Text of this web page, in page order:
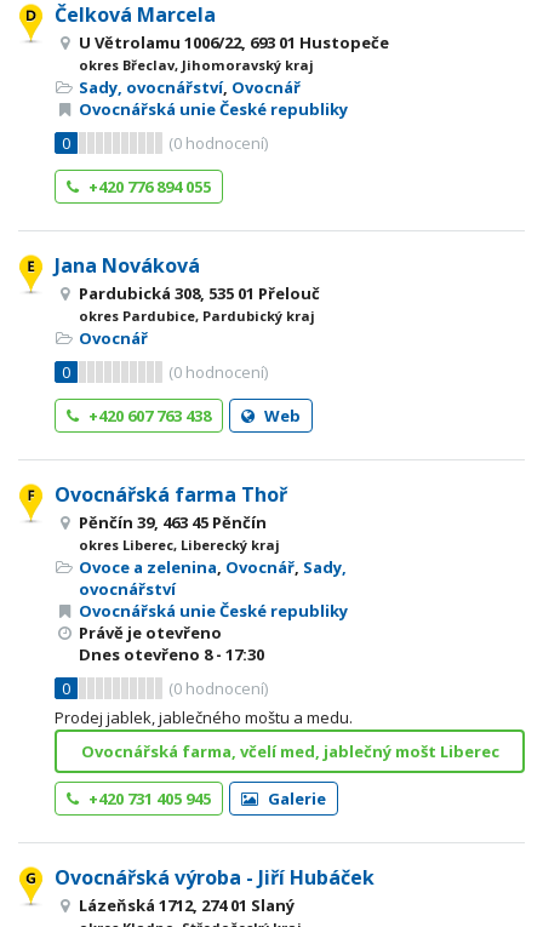
Čelková Marcela
U Větrolamu 1006/22, 693 01 Hustopeče
okres Břeclav, Jihomoravský kraj
Sady, ovocnářství, Ovocnář
Ovocnářská unie České republiky
0
(0 hodnocení)
+420 776 894 055
Jana Nováková
Pardubická 308, 535 01 Přelouč
okres Pardubice, Pardubický kraj
Ovocnář
0
(0 hodnocení)
+420 607 763 438
Web
Ovocnářská farma Thoř
Pěnčín 39, 463 45 Pěnčín
okres Liberec, Liberecký kraj
Ovoce a zelenina, Ovocnář, Sady,
ovocnářství
Ovocnářská unie České republiky
Právě je otevřeno
Dnes otevřeno 8 - 17:30
0
(0 hodnocení)
Prodej jablek, jablečného moštu a medu.
Ovocnářská farma, včelí med, jablečný mošt Liberec
+420 731 405 945 Galerie
Ovocnářská výroba - Jiří Hubáček
Lázeňská 1712, 274 01 Slaný